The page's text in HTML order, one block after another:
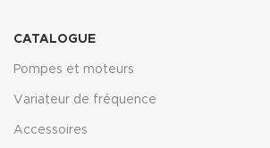
CATALOGUE
Pompes et moteurs
Variateur de fréquence
Accessoires